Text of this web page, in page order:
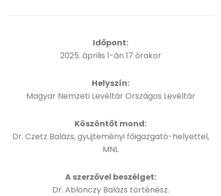
Időpont:
2025. április 1-án 17 órakor
Helyszín:
Magyar Nemzeti Levéltár Országos Levéltár
Köszöntőt mond:
Dr. Czetz Balázs, gyüjteményi főigazgató-helyettel,
MNL
A szerzővel beszélget:
Dr. Ablonczy Balázs történész.